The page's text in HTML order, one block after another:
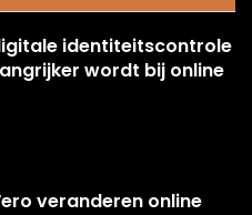
identiteitscontrole
wordt bij online
veranderen online